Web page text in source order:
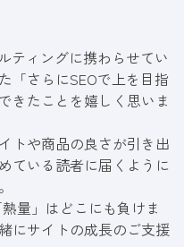
ティングに携わらせてい
「さらにSEOで上を目指
きたことを嬉しく思いま
トや商品の良さが引き出
ている読者に届くように
量」はどこにも負けま
にサイトの成長のご支援